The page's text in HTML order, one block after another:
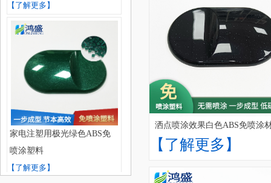
【了解更多】
家电注塑用极光绿色ABS免
喷涂塑料
【了解更多】
洒点喷涂效果白色ABS免喷涂
【了解更多】